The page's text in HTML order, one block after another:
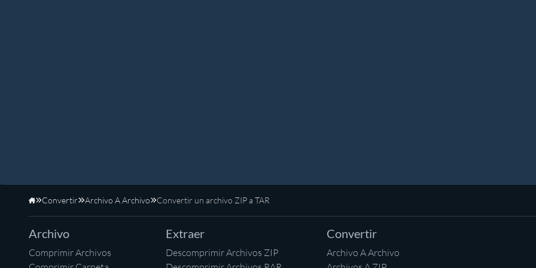
Inicio
Convertir Archivo A Archivo Convertir un archivo ZIP a TAR
Archivo
Comprimir Archivos
Extraer
Descomprimir Archivos ZIP
Convertir
Archivo A Archivo